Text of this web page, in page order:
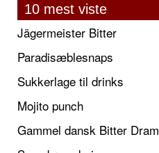
10 mest viste
Jägermeister Bitter
Paradisæblesnaps
Sukkerlage til drinks
Mojito punch
Gammel dansk Bitter Dram